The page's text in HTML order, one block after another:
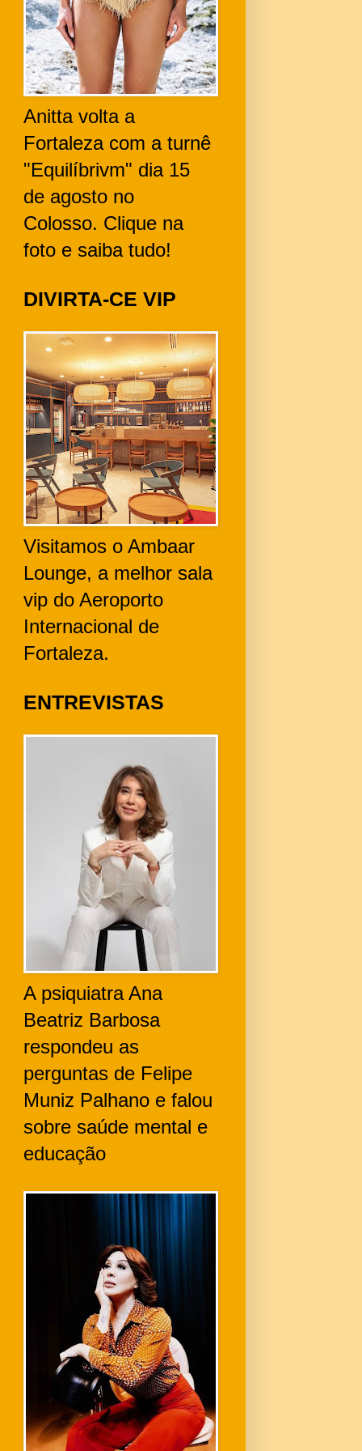
Anitta volta a
Fortaleza com a turnê
"Equilíbrivm" dia 15
de agosto no
Colosso. Clique na
foto e saiba tudo!
DIVIRTA-CE VIP
Visitamos o Ambaar
Lounge, a melhor sala
vip do Aeroporto
Internacional de
Fortaleza.
ENTREVISTAS
A psiquiatra Ana
Beatriz Barbosa
respondeu as
perguntas de Felipe
Muniz Palhano e falou
sobre saúde mental e
educação